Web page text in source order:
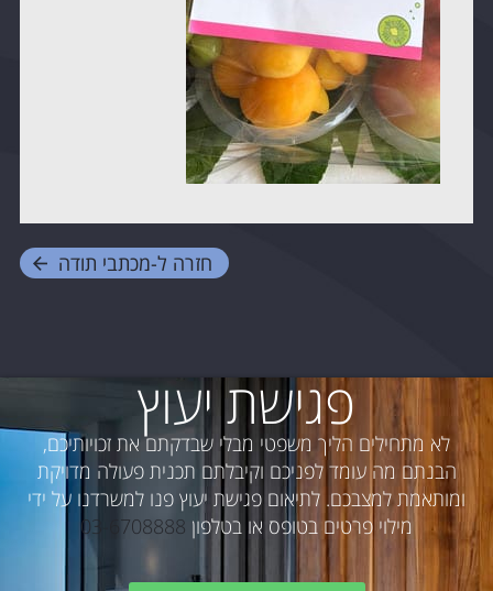
חזרה ל-מכתבי תודה
פגישת יעוץ
לא מתחילים הליך משפטי מבלי שבדקתם את זכויותיכם,
הבנתם מה עומד לפניכם וקיבלתם תכנית פעולה מדויקת
ומותאמת למצבכם. לתיאום פגישת יעוץ פנו למשרדנו על ידי
מילוי פרטים בטופס או בטלפון 03-6708888